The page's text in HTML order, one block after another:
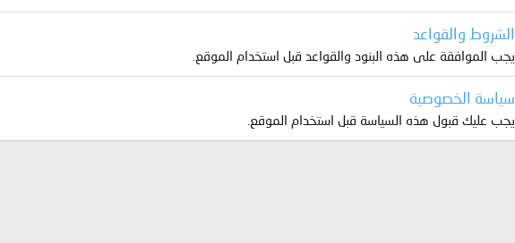
الشروط والقواعد
يجب الموافقة على هذه البنود والقواعد قبل استخدام الموقع.
سياسة الخصوصية
يجب عليك قبول هذه السياسة قبل استخدام الموقع.